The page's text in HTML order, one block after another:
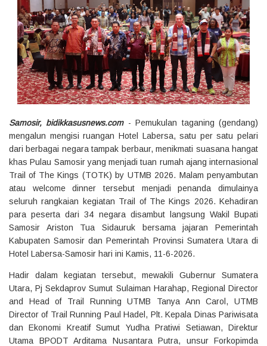
Samosir, bidikkasusnews.com- Pemukulan taganing (gendang)
mengalun mengisi ruangan Hotel Labersa, satu per satu pelari
dari berbagai negara tampak berbaur, menikmati suasana hangat
khas Pulau Samosir yang menjadi tuan rumah ajang internasional
Trail of The Kings (TOTK) by UTMB 2026. Malam penyambutan
atau welcome dinner tersebut menjadi penanda dimulainya
seluruh rangkaian kegiatan Trail of The Kings 2026. Kehadiran
para peserta dari 34 negara disambut langsung Wakil Bupati
Samosir Ariston Tua Sidauruk bersama jajaran Pemerintah
Kabupaten Samosir dan Pemerintah Provinsi Sumatera Utara di
Hotel Labersa-Samosir hari ini Kamis, 11-6-2026.
Hadir dalam kegiatan tersebut, mewakili Gubernur Sumatera
Utara, Pj Sekdaprov Sumut Sulaiman Harahap, Regional Director
and Head of Trail Running UTMB Tanya Ann Carol, UTMB
Director of Trail Running Paul Hadel, Plt. Kepala Dinas Pariwisata
dan Ekonomi Kreatif Sumut Yudha Pratiwi Setiawan, Direktur
Utama BPODT Arditama Nusantara Putra, unsur Forkopimda